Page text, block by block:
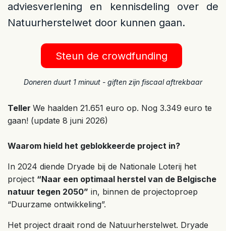
adviesverlening en kennisdeling over de
Natuurherstelwet door kunnen gaan.
Steun de crowdfunding
Doneren duurt 1 minuut - giften zijn fiscaal aftrekbaar
Teller We haalden 21.651 euro op. Nog 3.349 euro te
gaan! (update 8 juni 2026)
Waarom hield het geblokkeerde project in?
In 2024 diende Dryade bij de Nationale Loterij het
project “Naar een optimaal herstel van de Belgische
natuur tegen 2050” in, binnen de projectoproep
“Duurzame ontwikkeling”.
Het project draait rond de Natuurherstelwet. Dryade